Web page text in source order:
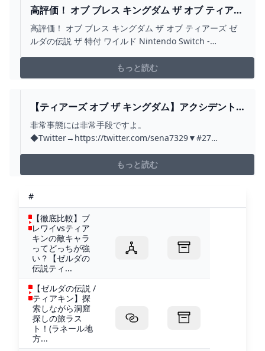
高評価！ オブ ブレス キングダム ザ オブ ティアー
ズ ゼルダの伝説 ザ 特付 ワイルド NINTENDO
SWITCH - WWW.BUILDCENTRAL.COM
高評価！ オブ ブレス キングダム ザ オブ ティアーズ ゼ
ルダの伝説 ザ 特付 ワイルド Nintendo Switch -
もっと読む
【ティアーズ オブ ザ キングダム】アクシデント
にどう向き合うか。 #28 - YOUTUBE
非常事態には非常手段ですよ。
◆Twitter→https://twitter.com/sena7329▼#27
→https://youtu.be/s8EHAPI4l8000:00 やらかした00:22
水の神殿RTA10:17 水の神殿に巣食う...
もっと読む
#
【徹底比較】ブ
レワイvsティア
キンの敵キャラ
ってどっちが強
い？【ゼルダの
伝説ティ...
【ゼルダの伝説 /
ティアキン】探
索しながら洞窟
探しの旅ラス
ト！(ラネール地
方...